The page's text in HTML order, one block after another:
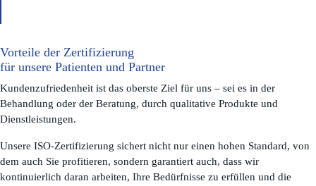
Vorteile der Zertifizierung
für unsere Patienten und Partner
Kundenzufriedenheit ist das oberste Ziel für uns – sei es in der
Behandlung oder der Beratung, durch qualitative Produkte und
Dienstleistungen.
Unsere ISO-Zertifizierung sichert nicht nur einen hohen Standard, von
dem auch Sie profitieren, sondern garantiert auch, dass wir
kontinuierlich daran arbeiten, Ihre Bedürfnisse zu erfüllen und die